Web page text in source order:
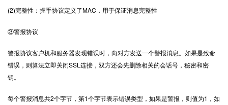
(2)完整性：握手协议定义了MAC，用于保证消息完整性
③警报协议
警报协议客户机和服务器发现错误时，向对方发送一个警报消息。如果是致命
错误，则算法立即关闭SSL连接，双方还会先删除相关的会话号，秘密和密
钥。
每个警报消息共2个字节，第1个字节表示错误类型，如果是警报，则值为1，如